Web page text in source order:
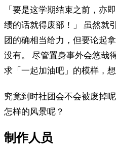
「要是这学期结束之前，亦
绩的话就得废部！」 虽然就
团的确相当给力，但要论起
没有。 尽管置身事外会悠哉
求「一起加油吧」的模样，想
究竟到时社团会不会被废掉
怎样的风景呢？
制作人员